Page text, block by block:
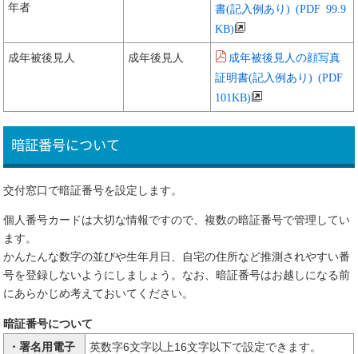
年者
書(記入例あり) (PDF 99.9
KB)
成年被後見人 成年後見人
成年被後見人の顔写真
証明書(記入例あり) (PDF
101KB)
暗証番号について
交付窓口で暗証番号を設定します。
個人番号カードは大切な情報ですので、複数の暗証番号で管理してい
ます。
かんたんな数字の並びや生年月日、自宅の住所など推測されやすい番
号を登録しないようにしましょう。なお、暗証番号はお越しになる前
にあらかじめ考えておいてください。
暗証番号について
・署名用電子
英数字6文字以上16文字以下で設定できます。